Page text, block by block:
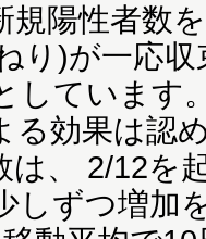
陽性者数
り)が一応
しています
る効果は認
は、 2/12を
しずつ増加